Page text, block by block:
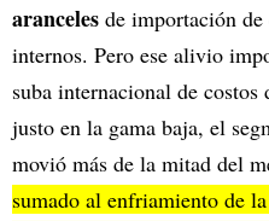
aranceles de importación
internos. Pero ese alivio
suba internacional de
justo en la gama baja, el
movió más de la mitad del
sumado al enfriamiento de